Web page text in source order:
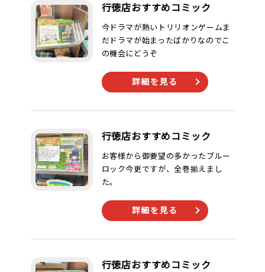
行徳店おすすめコミック
今ドラマが熱いトリリオンゲームま
だドラマが始まったばかりなのでこ
の機会にどうぞ
詳細を見る
行徳店おすすめコミック
お客様から御要望の多かったブルー
ロック今更ですが、全巻揃えまし
た。
詳細を見る
行徳店おすすめコミック